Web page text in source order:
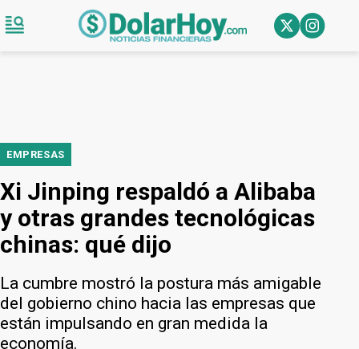
EMPRESAS
Xi Jinping respaldó a Alibaba
y otras grandes tecnológicas
chinas: qué dijo
La cumbre mostró la postura más amigable
del gobierno chino hacia las empresas que
están impulsando en gran medida la
economía.